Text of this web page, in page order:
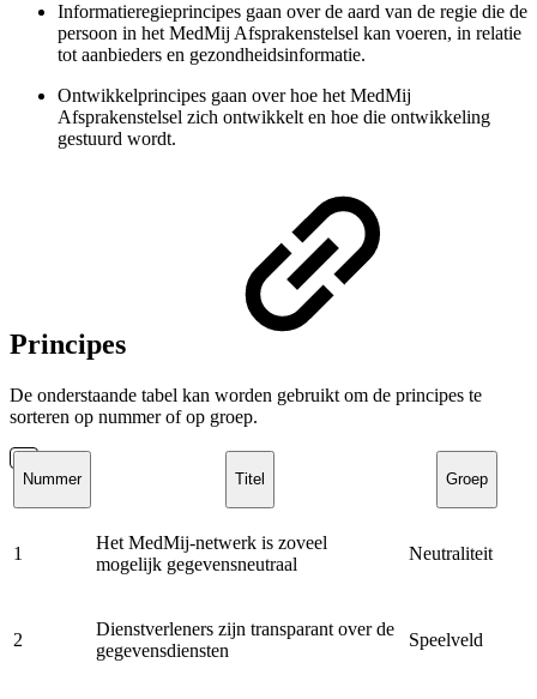
Informatieregieprincipes gaan over de aard van de regie die de
persoon in het MedMij Afsprakenstelsel kan voeren, in relatie
tot aanbieders en gezondheidsinformatie.
Ontwikkelprincipes gaan over hoe het MedMij
Afsprakenstelsel zich ontwikkelt en hoe die ontwikkeling
gestuurd wordt.
Principes
De onderstaande tabel kan worden gebruikt om de principes te
sorteren op nummer of op groep.
Nummer Titel Groep
1
Het MedMij-netwerk is zoveel
mogelijk gegevensneutraal
Neutraliteit
2
Dienstverleners zijn transparant over de
gegevensdiensten
Speelveld